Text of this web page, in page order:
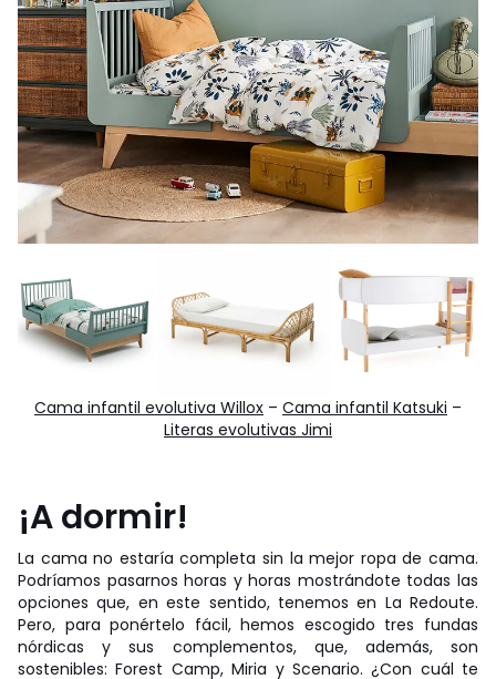
Cama infantil evolutiva Willox – Cama infantil Katsuki –
Literas evolutivas Jimi
¡A dormir!
La cama no estaría completa sin la mejor ropa de cama.
Podríamos pasarnos horas y horas mostrándote todas las
opciones que, en este sentido, tenemos en La Redoute.
Pero, para ponértelo fácil, hemos escogido tres fundas
nórdicas y sus complementos, que, además, son
sostenibles: Forest Camp, Miria y Scenario. ¿Con cuál te